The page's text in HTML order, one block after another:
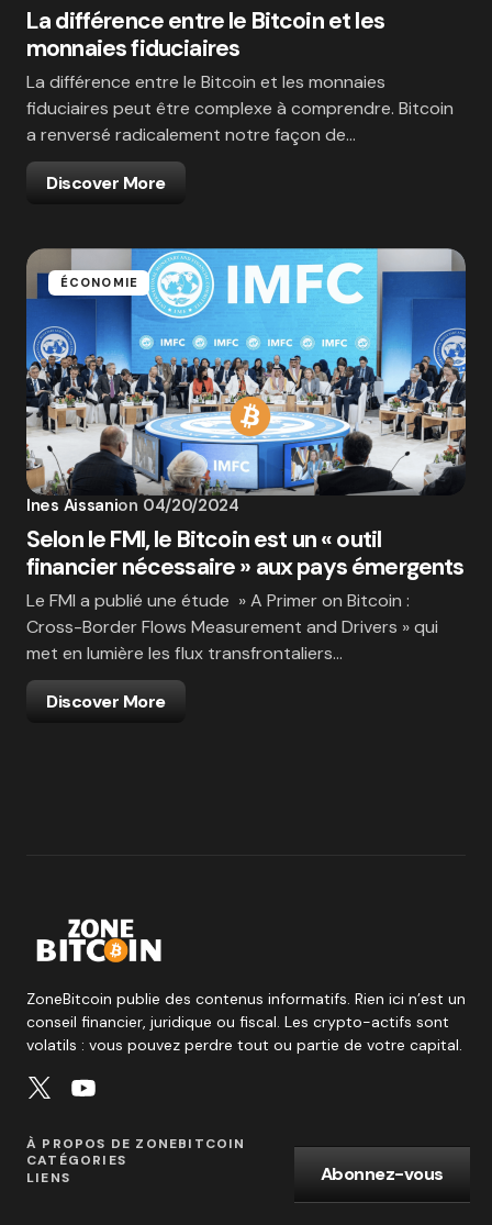
La différence entre le Bitcoin et les
monnaies fiduciaires
La différence entre le Bitcoin et les monnaies
fiduciaires peut être complexe à comprendre. Bitcoin
a renversé radicalement notre façon de…
Discover More
ÉCONOMIE
Ines Aissanion 04/20/2024
Selon le FMI, le Bitcoin est un « outil
financier nécessaire » aux pays émergents
Le FMI a publié une étude » A Primer on Bitcoin :
Cross-Border Flows Measurement and Drivers » qui
met en lumière les flux transfrontaliers…
Discover More
ZoneBitcoin publie des contenus informatifs. Rien ici n’est un
conseil financier, juridique ou fiscal. Les crypto-actifs sont
volatils : vous pouvez perdre tout ou partie de votre capital.
À PROPOS DE ZONEBITCOIN
CATÉGORIES
LIENS
Abonnez-vous